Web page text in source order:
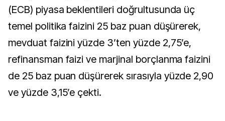
(ECB) piyasa beklentileri doğrultusunda üç
temel politika faizini 25 baz puan düşürerek,
mevduat faizini yüzde 3’ten yüzde 2,75’e,
refinansman faizi ve marjinal borçlanma faizini
de 25 baz puan düşürerek sırasıyla yüzde 2,90
ve yüzde 3,15’e çekti.